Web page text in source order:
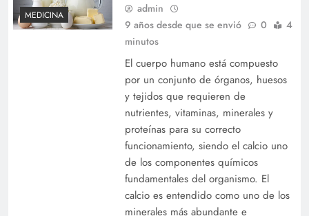
MEDICINA
admin
9 años desde que se envió
0
4
minutos
El cuerpo humano está compuesto
por un conjunto de órganos, huesos
y tejidos que requieren de
nutrientes, vitaminas, minerales y
proteínas para su correcto
funcionamiento, siendo el calcio uno
de los componentes químicos
fundamentales del organismo. El
calcio es entendido como uno de los
minerales más abundante e